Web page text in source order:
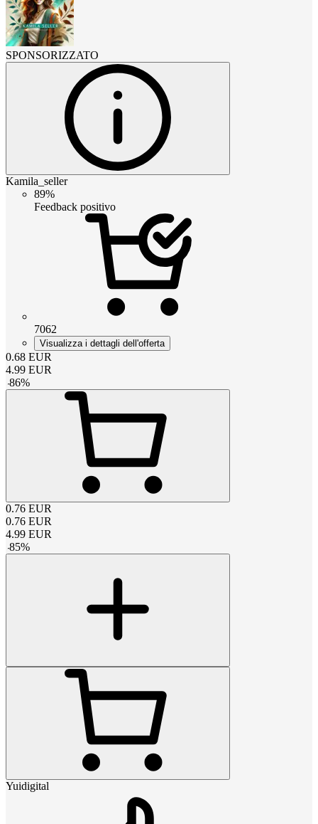
SPONSORIZZATO
Kamila_seller
89%
Feedback positivo
7062
Visualizza i dettagli dell'offerta
0.68 EUR
4.99 EUR
-86%
0.76 EUR
0.76 EUR
4.99 EUR
-85%
Yuidigital